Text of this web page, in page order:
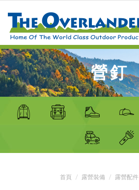
營釘
首頁 露營裝備 露營配件